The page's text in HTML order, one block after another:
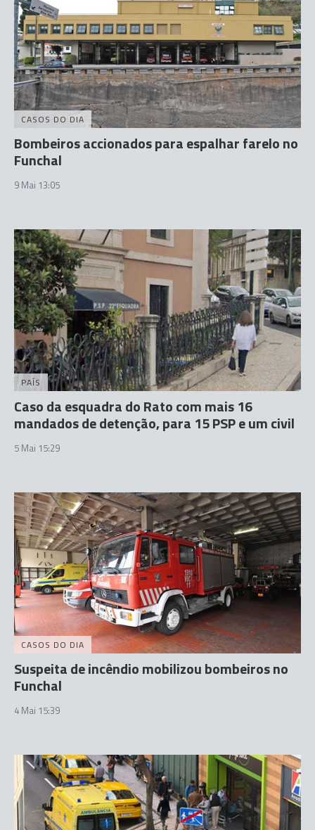
CASOS DO DIA
Bombeiros accionados para espalhar farelo no
Funchal
9 Mai 13:05
PAÍS
Caso da esquadra do Rato com mais 16
mandados de detenção, para 15 PSP e um civil
5 Mai 15:29
CASOS DO DIA
Suspeita de incêndio mobilizou bombeiros no
Funchal
4 Mai 15:39